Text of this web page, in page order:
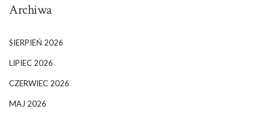
Archiwa
SIERPIEŃ 2026
LIPIEC 2026
CZERWIEC 2026
MAJ 2026